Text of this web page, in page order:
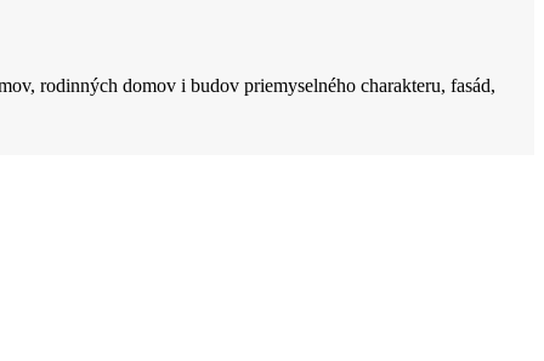
rodinných domov i budov priemyselného charakteru, fasád,